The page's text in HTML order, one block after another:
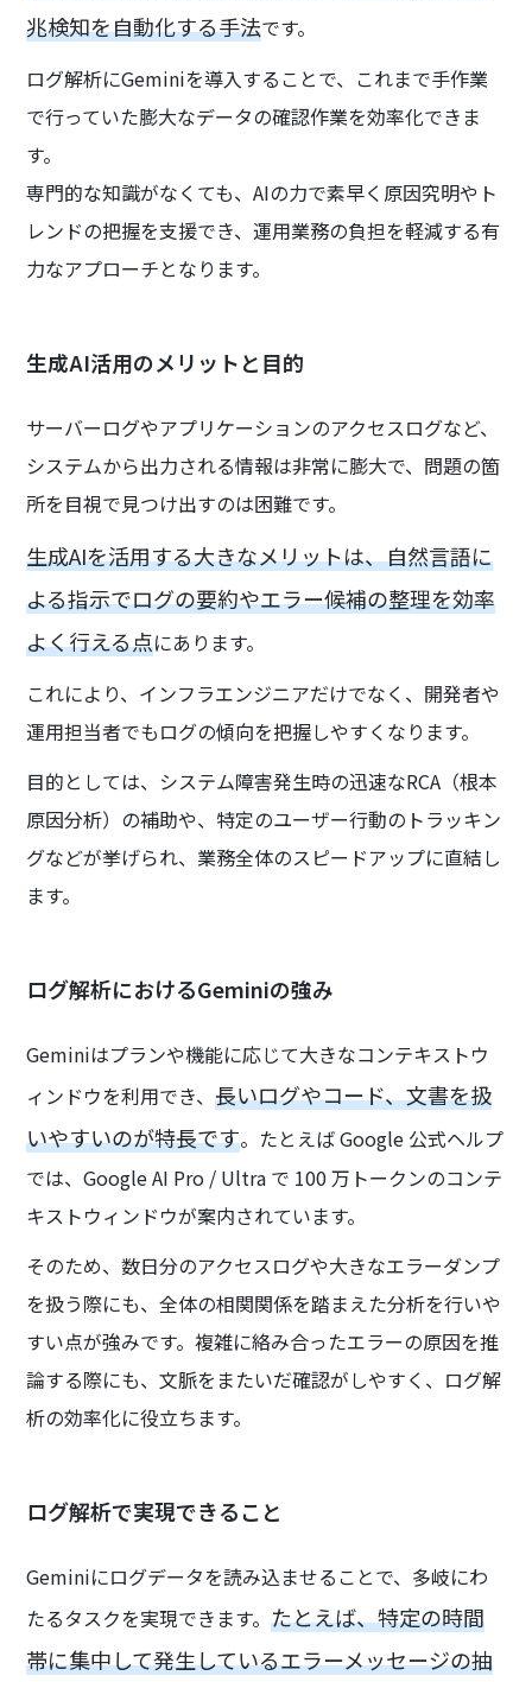
兆検知を自動化する手法です。
ログ解析にGeminiを導入することで、これまで手作業
で行っていた膨大なデータの確認作業を効率化できま
す。
専門的な知識がなくても、AIの力で素早く原因究明やト
レンドの把握を支援でき、運用業務の負担を軽減する有
力なアプローチとなります。
生成AI活用のメリットと目的
サーバーログやアプリケーションのアクセスログなど、
システムから出力される情報は非常に膨大で、問題の箇
所を目視で見つけ出すのは困難です。
生成AIを活用する大きなメリットは、自然言語に
よる指示でログの要約やエラー候補の整理を効率
よく行える点にあります。
これにより、インフラエンジニアだけでなく、開発者や
運用担当者でもログの傾向を把握しやすくなります。
目的としては、システム障害発生時の迅速なRCA（根本
原因分析）の補助や、特定のユーザー行動のトラッキン
グなどが挙げられ、業務全体のスピードアップに直結し
ます。
ログ解析におけるGeminiの強み
Geminiはプランや機能に応じて大きなコンテキストウ
ィンドウを利用でき、長いログやコード、文書を扱
いやすいのが特長です。たとえば Google 公式ヘルプ
では、Google AI Pro / Ultra で 100 万トークンのコンテ
キストウィンドウが案内されています。
そのため、数日分のアクセスログや大きなエラーダンプ
を扱う際にも、全体の相関関係を踏まえた分析を行いや
すい点が強みです。複雑に絡み合ったエラーの原因を推
論する際にも、文脈をまたいだ確認がしやすく、ログ解
析の効率化に役立ちます。
ログ解析で実現できること
Geminiにログデータを読み込ませることで、多岐にわ
たるタスクを実現できます。たとえば、特定の時間
帯に集中して発生しているエラーメッセージの抽